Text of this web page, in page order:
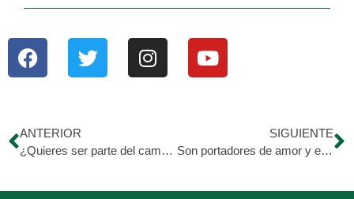
ANTERIOR
¿Quieres ser parte del cambio?
SIGUIENTE
Son portadores de amor y esperanza para estos amiguitos sin voz.